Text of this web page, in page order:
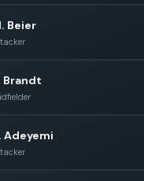
Beier
Brandt
Adeyemi